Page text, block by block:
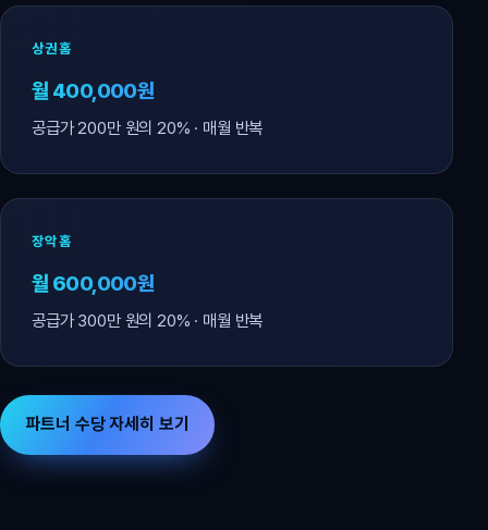
상권홈
월 400,000원
공급가 200만 원의 20% · 매월 반복
장악홈
월 600,000원
공급가 300만 원의 20% · 매월 반복
파트너 수당 자세히 보기